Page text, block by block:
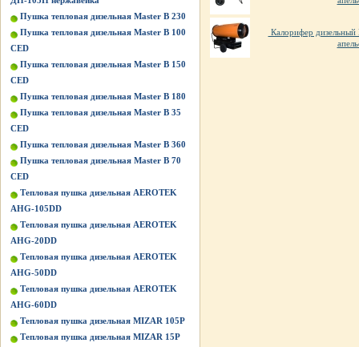
Пушка тепловая дизельная Master B 230
Пушка тепловая дизельная Master B 100
CED
Пушка тепловая дизельная Master B 150
CED
Пушка тепловая дизельная Master B 180
Пушка тепловая дизельная Master B 35
CED
Пушка тепловая дизельная Master B 360
Пушка тепловая дизельная Master B 70
CED
Тепловая пушка дизельная AEROTEK
AHG-105DD
Тепловая пушка дизельная AEROTEK
AHG-20DD
Тепловая пушка дизельная AEROTEK
AHG-50DD
Тепловая пушка дизельная AEROTEK
AHG-60DD
Тепловая пушка дизельная MIZAR 105P
Тепловая пушка дизельная MIZAR 15P
Калорифер